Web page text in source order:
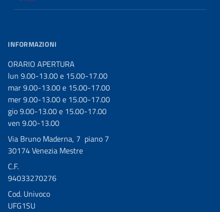
INFORMAZIONI
ORARIO APERTURA
lun 9.00-13.00 e 15.00-17.00
mar 9.00-13.00 e 15.00-17.00
mer 9.00-13.00 e 15.00-17.00
gio 9.00-13.00 e 15.00-17.00
ven 9.00-13.00
Via Bruno Maderna, 7 piano 7
30174 Venezia Mestre
C.F.
94033270276
Cod. Univoco
UFG1SU